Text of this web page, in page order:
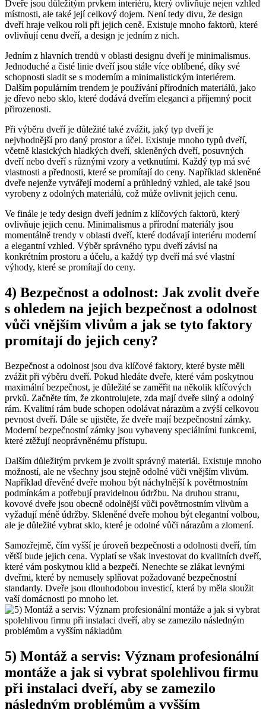
Dveře jsou důležitým prvkem interiéru, který ovlivňuje nejen vzhled
místnosti, ale také její celkový dojem. Není tedy divu, že design
dveří hraje velkou roli při jejich ceně. Existuje mnoho faktorů, které
ovlivňují cenu dveří, a design je jedním z nich.
Jedním z hlavních trendů v oblasti designu dveří je minimalismus.
Jednoduché a čisté linie dveří jsou stále více oblíbené, díky své
schopnosti sladit se s moderním a minimalistickým interiérem.
Dalším populárním trendem je používání přírodních materiálů, jako
je dřevo nebo sklo, které dodává dveřím eleganci a příjemný pocit
přirozenosti.
Při výběru dveří je důležité také zvážit, jaký typ dveří je
nejvhodnější pro daný prostor a účel. Existuje mnoho typů dveří,
včetně klasických hladkých dveří, skleněných dveří, posuvných
dveří nebo dveří s různými vzory a vetknutími. Každý typ má své
vlastnosti a přednosti, které se promítají do ceny. Například skleněné
dveře nejenže vytvářejí moderní a průhledný vzhled, ale také jsou
vyrobeny z odolných materiálů, což může ovlivnit jejich cenu.
Ve finále je tedy design dveří jedním z klíčových faktorů, který
ovlivňuje jejich cenu. Minimalismus a přírodní materiály jsou
momentálně trendy v oblasti dveří, které dodávají interiéru moderní
a elegantní vzhled. Výběr správného typu dveří závisí na
konkrétním prostoru a účelu, a každý typ dveří má své vlastní
výhody, které se promítají do ceny.
4) Bezpečnost a odolnost: Jak zvolit dveře
s ohledem na jejich bezpečnost a odolnost
vůči vnějším vlivům a jak se tyto faktory
promítají do jejich ceny?
Bezpečnost a odolnost jsou dva klíčové faktory, které byste měli
zvážit při výběru dveří. Pokud hledáte dveře, které vám poskytnou
maximální bezpečnost, je důležité se zaměřit na několik klíčových
prvků. Začněte tím, že zkontrolujete, zda mají dveře silný a odolný
rám. Kvalitní rám bude schopen odolávat nárazům a zvýší celkovou
pevnost dveří. Dále se ujistěte, že dveře mají bezpečnostní zámky.
Moderní bezpečnostní zámky jsou vybaveny speciálními funkcemi,
které ztěžují neoprávněnému přístupu.
Dalším důležitým prvkem je zvolit správný materiál. Existuje mnoho
možností, ale ne všechny jsou stejně odolné vůči vnějším vlivům.
Například dřevěné dveře mohou být náchylnější k povětrnostním
podmínkám a potřebují pravidelnou údržbu. Na druhou stranu,
kovové dveře jsou obecně odolnější vůči povětrnostním vlivům a
vyžadují méně údržby. Skleněné dveře mohou být elegantní volbou,
ale je důležité vybrat sklo, které je odolné vůči nárazům a zlomení.
Samozřejmě, čím vyšší je úroveň bezpečnosti a odolnosti dveří, tím
větší bude jejich cena. Vyplatí se však investovat do kvalitních dveří,
které vám poskytnou klid a bezpečí. Nenechte se zlákat levnými
dveřmi, které by nemusely splňovat požadované bezpečnostní
standardy. Dveře jsou dlouhodobou investicí, která by měla sloužit
vaší domácnosti po mnoho let.
5) Montáž a servis: Význam profesionální
montáže a jak si vybrat spolehlivou firmu
při instalaci dveří, aby se zamezilo
následným problémům a vyšším